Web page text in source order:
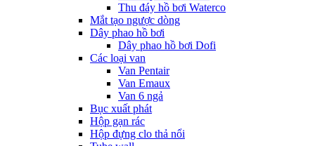
Thu đáy hồ bơi Waterco
Mắt tạo ngược dòng
Dây phao hồ bơi
Dây phao hồ bơi Dofi
Các loại van
Van Pentair
Van Emaux
Van 6 ngả
Bục xuất phát
Hộp gạn rác
Hộp đựng clo thả nổi